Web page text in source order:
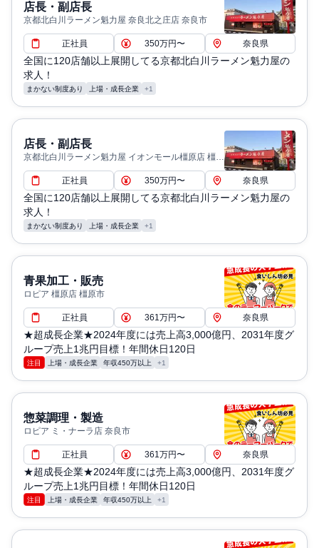
店長・副店長
京都北白川ラーメン魁力屋 奈良北之庄店 奈良市
正社員 350万円〜 奈良県
全国に120店舗以上展開してる京都北白川ラーメン魁力屋の
求人！
まかない制度あり 上場・成長企業 +1
店長・副店長
京都北白川ラーメン魁力屋 イオンモール橿原店 橿原
市
正社員
350万円〜 奈良県
全国に120店舗以上展開してる京都北白川ラーメン魁力屋の
求人！
まかない制度あり 上場・成長企業 +1
青果加工・販売
ロピア 橿原店 橿原市
正社員 361万円〜 奈良県
★超成長企業★2024年度には売上高3,000億円、2031年度グ
ループ売上1兆円目標！年間休日120日
注目 上場・成長企業 年収450万以上 +1
惣菜調理・製造
ロピア ミ・ナーラ店 奈良市
正社員 361万円〜 奈良県
★超成長企業★2024年度には売上高3,000億円、2031年度グ
ループ売上1兆円目標！年間休日120日
注目 上場・成長企業 年収450万以上 +1